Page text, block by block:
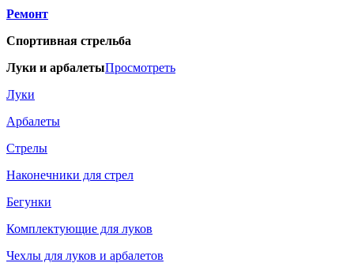
Ремонт
Спортивная стрельба
Луки и арбалетыПросмотреть
Луки
Арбалеты
Стрелы
Наконечники для стрел
Бегунки
Комплектующие для луков
Чехлы для луков и арбалетов